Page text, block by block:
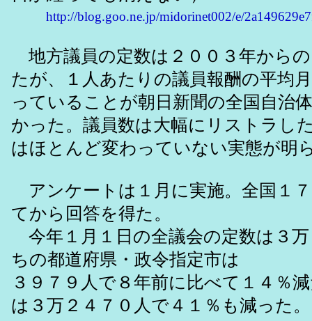
http://blog.goo.ne.jp/midorinet002/e/
地方議員の定数は２００３年から
たが、１人あたりの議員報酬の平均
っていることが朝日新聞の全国自治
かった。議員数は大幅にリストラし
はほとんど変わっていない実態が明
アンケートは１月に実施。全国１
てから回答を得た。
今年１月１日の全議会の定数は３
ちの都道府県・政令指定市は
３９７９人で８年前に比べて１４％
は３万２４７０人で４１％も減った。